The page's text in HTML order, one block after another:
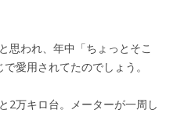
思われ、年中「ちょっとそこ
愛用されてたのでしょう。
2万キロ台。メーターが一周し